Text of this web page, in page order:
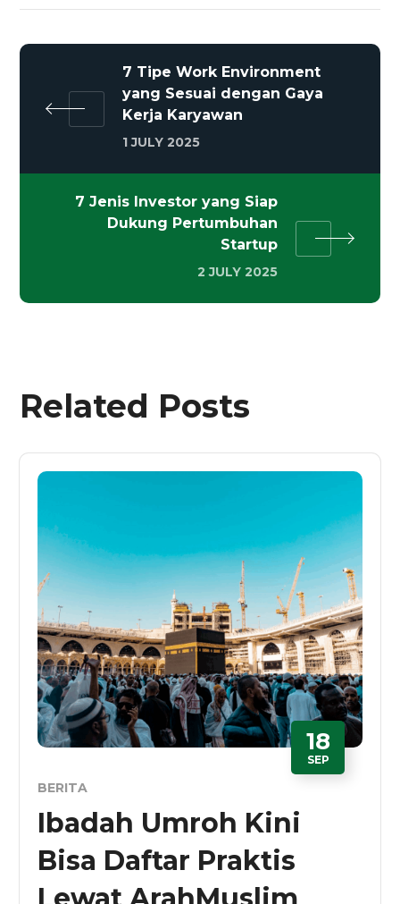
7 Tipe Work Environment
yang Sesuai dengan Gaya
Kerja Karyawan
1 JULY 2025
7 Jenis Investor yang Siap
Dukung Pertumbuhan
Startup
2 JULY 2025
Related Posts
18
SEP
BERITA
Ibadah Umroh Kini
Bisa Daftar Praktis